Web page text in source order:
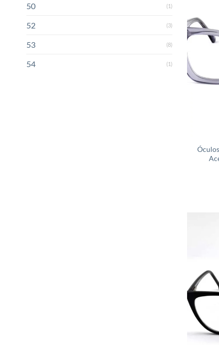
50 (1)
52 (3)
53 (8)
54 (1)